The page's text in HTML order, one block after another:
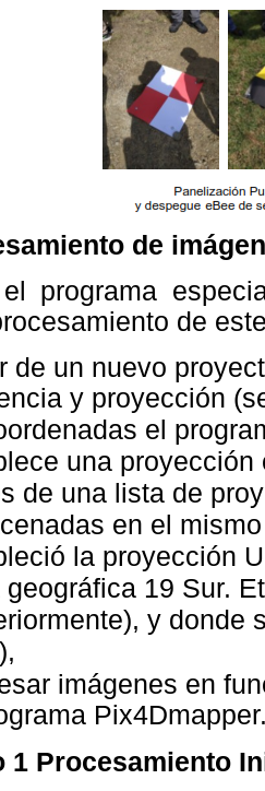
de
programa
de
de un nuevo
y proyección
el
una
de una lista de
en el
la proyección
geográfica 19 Sur.
y donde
imágenes en
1 Procesamiento